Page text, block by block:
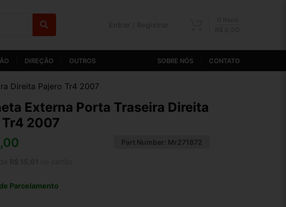
DIREÇÃO OUTROS SOBRE NÓS CONTATO
Direita Pajero Tr4 2007
Externa Porta Traseira Direita
Tr4 2007
Part Number: Mr271872
Parcelamento